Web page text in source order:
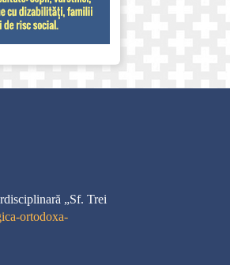
„Sf. Trei
ortodoxa-